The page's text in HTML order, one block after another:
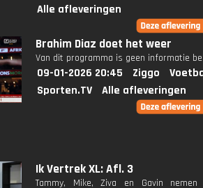
Alle afleveringen
Brahim Diaz doet het weer
Van dit programma is geen informatie
09-01-2026 20:45 Ziggo
Sporten.TV
Alle afleveringen
Ik Vertrek XL: Afl. 3
Tammy, Mike, Ziva en Gavin